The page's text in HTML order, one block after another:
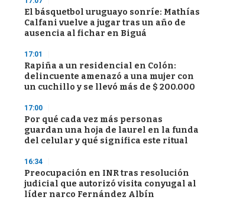
El básquetbol uruguayo sonríe: Mathías
Calfani vuelve a jugar tras un año de
ausencia al fichar en Biguá
17:01
Rapiña a un residencial en Colón:
delincuente amenazó a una mujer con
un cuchillo y se llevó más de $ 200.000
17:00
Por qué cada vez más personas
guardan una hoja de laurel en la funda
del celular y qué significa este ritual
16:34
Preocupación en INR tras resolución
judicial que autorizó visita conyugal al
líder narco Fernández Albín